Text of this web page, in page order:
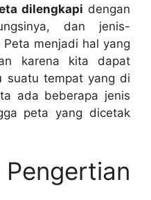
dilengkapi dengan
dan jenis-
menjadi hal yang
karena kita dapat
suatu tempat yang di
ada beberapa jenis
peta yang dicetak